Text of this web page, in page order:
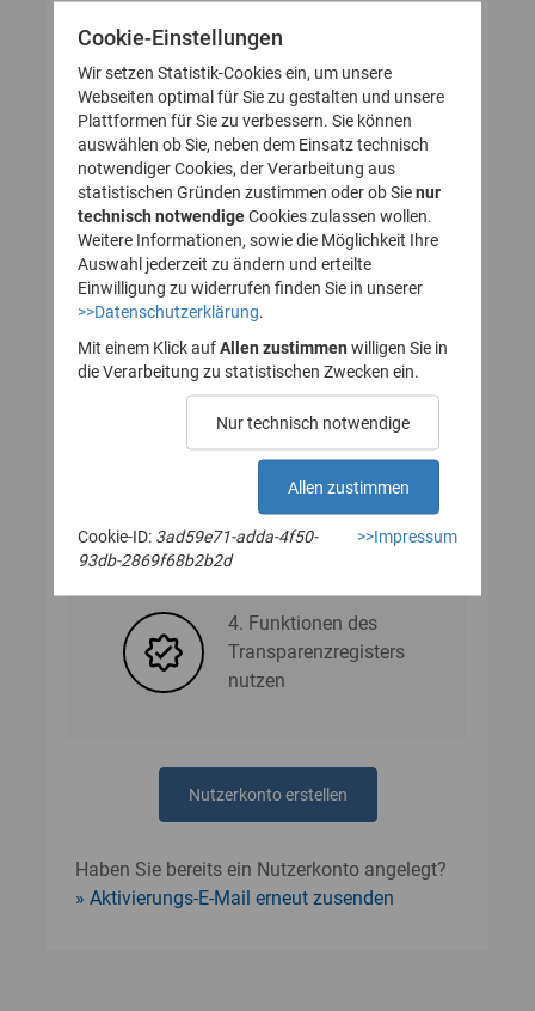
GwG zu stellen
So legen Sie Ihr Nutzerkonto für
das Transparenzregister an
(Registrierung):
1. Nutzerkonto erstellen
des Nutzerkontos
bestätigen
3. Nutzerdaten angeben
4. Funktionen des
Transparenzregisters
nutzen
Nutzerkonto erstellen
Haben Sie bereits ein Nutzerkonto angelegt?
Aktivierungs-E-Mail erneut zusenden
Cookie-Einstellungen
Wir setzen Statistik-Cookies ein, um unsere
Webseiten optimal für Sie zu gestalten und unsere
Plattformen für Sie zu verbessern. Sie können
auswählen ob Sie, neben dem Einsatz technisch
notwendiger Cookies, der Verarbeitung aus
statistischen Gründen zustimmen oder ob Sienur
technisch notwendigeCookies zulassen wollen.
Weitere Informationen, sowie die Möglichkeit Ihre
Auswahl jederzeit zu ändern und erteilte
Einwilligung zu widerrufen finden Sie in unserer
>>Datenschutzerklärung
Mit einem Klick auf Allen zustimmen willigen Sie in
die Verarbeitung zu statistischen Zwecken ein.
Nur technisch notwendige
Allen zustimmen
Cookie-ID: 3ad59e71-adda-4f50-
93db-2869f68b2b2d
>>Impressum